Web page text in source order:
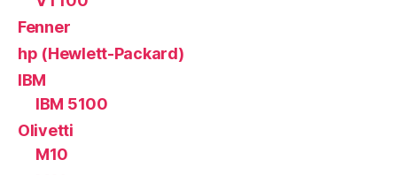
Fenner
hp (Hewlett-Packard)
IBM
IBM 5100
Olivetti
M10